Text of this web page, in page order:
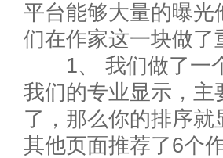
平台能够大量的曝
们在作家这一块做了
1、 我们做了一个
我们的专业显示，
了，那么你的排序
其他页面推荐了6个